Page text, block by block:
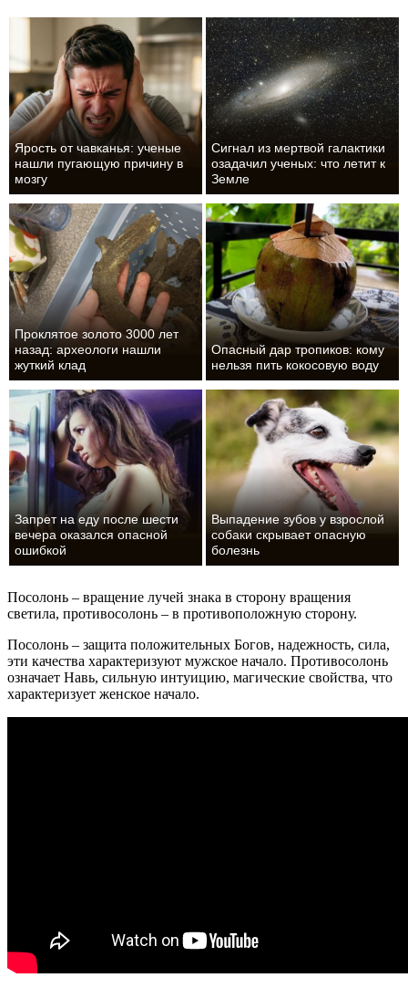
Ярость от чавканья: ученые
нашли пугающую причину в
мозгу
Сигнал из мертвой галактики
озадачил ученых: что летит к
Земле
Проклятое золото 3000 лет
назад: археологи нашли
жуткий клад
Опасный дар тропиков: кому
нельзя пить кокосовую воду
Запрет на еду после шести
вечера оказался опасной
ошибкой
Выпадение зубов у взрослой
собаки скрывает опасную
болезнь
Посолонь – вращение лучей знака в сторону вращения
светила, противосолонь – в противоположную сторону.
Посолонь – защита положительных Богов, надежность, сила,
эти качества характеризуют мужское начало. Противосолонь
означает Навь, сильную интуицию, магические свойства, что
характеризует женское начало.